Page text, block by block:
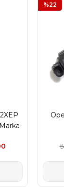
%22